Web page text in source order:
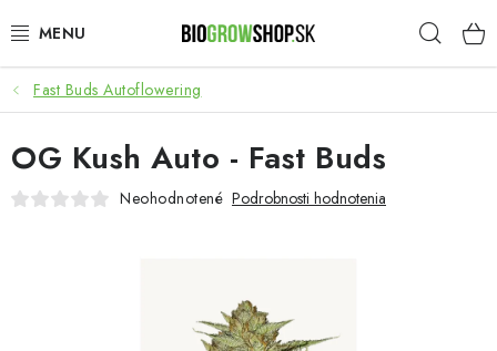
na
PESTOVANIE
HEADSHOP
SEMENÁ
Fast Buds Autoflowering
OG Kush Auto - Fast Buds
Neohodnotené Podrobnosti hodnotenia